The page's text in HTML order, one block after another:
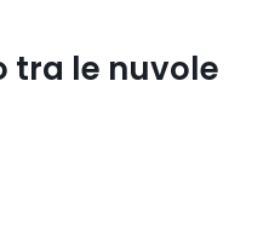
tra le nuvole